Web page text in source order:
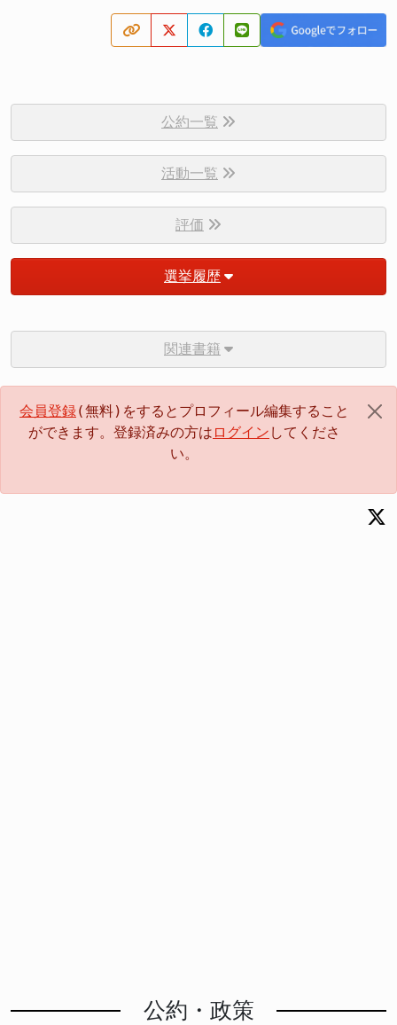
公約一覧
活動一覧
評価
選挙履歴
関連書籍
会員登録(無料)をするとプロフィール編集すること
ができます。登録済みの方は ログイン してくださ
い。
公約・政策